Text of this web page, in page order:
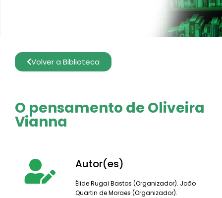
Volver a Biblioteca
O pensamento de Oliveira
Vianna
Autor(es)
Élide Rugai Bastos (Organizador). João
Quartin de Moraes (Organizador).